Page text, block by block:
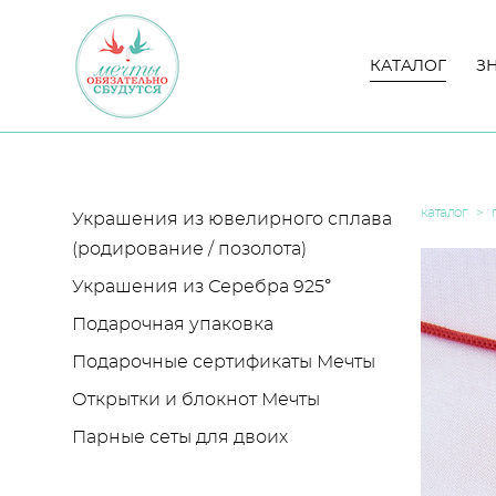
КАТАЛОГ
КАТАЛОГ
Украшения из ювелирного сплава
(родирование / позолота)
Украшения из Серебра 925°
Подарочная упаковка
Подарочные сертификаты Мечты
Открытки и блокнот Мечты
Парные сеты для двоих
каталог >